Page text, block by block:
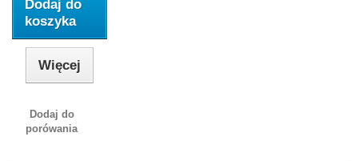
Dodaj do
koszyka
Więcej
Dodaj do
porówania